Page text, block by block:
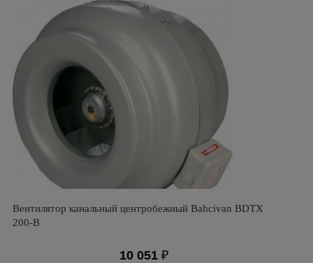
Вентилятор канальный центробежный Bahcivan BDTX
200-B
10 051 ₽